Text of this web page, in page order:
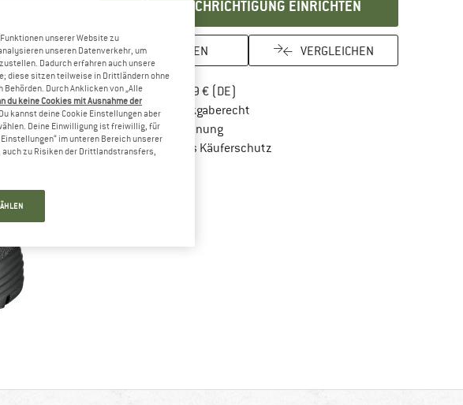
BENACHRICHTIGUNG EINRICHTEN
MERKEN VERGLEICHEN
Portofrei ab 69 € (DE)
100 Tage RückgaberechtGehe hier zu den Rückgabe-Richtlinien
Kauf auf RechnungFinde die Zahlungs-Infos hier! Öffnet sich in
Trusted Shops KäuferschutzFinde alle Infos hier!
unserer Website zu
unseren Datenverkehr, um
Dadurch erfahren auch unsere
diese sitzen teilweise in Drittländern ohne
Durch Anklicken von „Alle
du keine Cookies mit Ausnahme der
kannst deine Cookie Einstellungen aber
Deine Einwilligung ist freiwillig, für
im unteren Bereich unserer
zu Risiken der Drittlandstransfers,